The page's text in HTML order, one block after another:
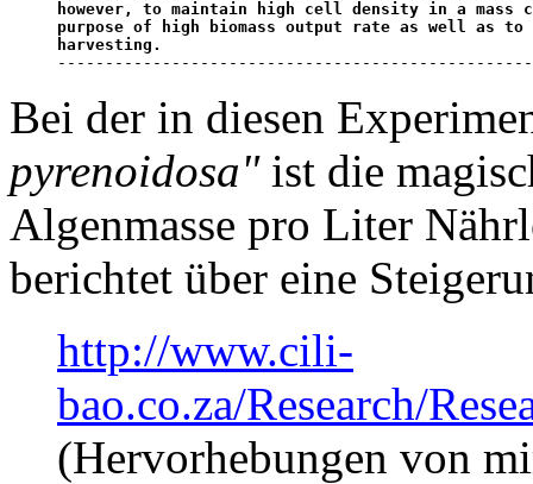
however, to maintain high cell density in a
purpose of high biomass output rate as well as
harvesting.
Bei der in diesen
pyrenoidosa"ist die
Algenmasse pro Liter
berichtet über eine
http://www.cili-
bao.co.za/Research/
(Hervorhebungen von